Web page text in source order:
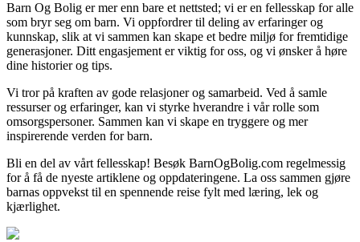
Barn Og Bolig er mer enn bare et nettsted; vi er en fellesskap for alle
som bryr seg om barn. Vi oppfordrer til deling av erfaringer og
kunnskap, slik at vi sammen kan skape et bedre miljø for fremtidige
generasjoner. Ditt engasjement er viktig for oss, og vi ønsker å høre
dine historier og tips.
Vi tror på kraften av gode relasjoner og samarbeid. Ved å samle
ressurser og erfaringer, kan vi styrke hverandre i vår rolle som
omsorgspersoner. Sammen kan vi skape en tryggere og mer
inspirerende verden for barn.
Bli en del av vårt fellesskap! Besøk BarnOgBolig.com regelmessig
for å få de nyeste artiklene og oppdateringene. La oss sammen gjøre
barnas oppvekst til en spennende reise fylt med læring, lek og
kjærlighet.